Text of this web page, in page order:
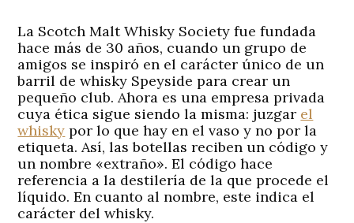
La Scotch Malt Whisky Society fue fundada
hace más de 30 años, cuando un grupo de
amigos se inspiró en el carácter único de un
barril de whisky Speyside para crear un
pequeño club. Ahora es una empresa privada
cuya ética sigue siendo la misma: juzgar el
whisky por lo que hay en el vaso y no por la
etiqueta. Así, las botellas reciben un código y
un nombre «extraño». El código hace
referencia a la destilería de la que procede el
líquido. En cuanto al nombre, este indica el
carácter del whisky.